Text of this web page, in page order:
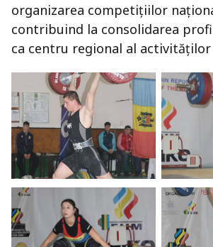
organizarea competițiilor
contribuind la consolidarea
ca centru regional al